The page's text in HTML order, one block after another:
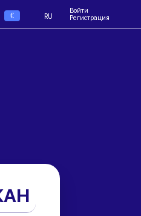
€ RU
Войти
Регистрация